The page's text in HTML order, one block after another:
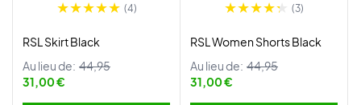
(4)
RSL Skirt Black
Au lieu de: 44,95
31,00 €
(3)
RSL Women Shorts Black
Au lieu de: 44,95
31,00 €